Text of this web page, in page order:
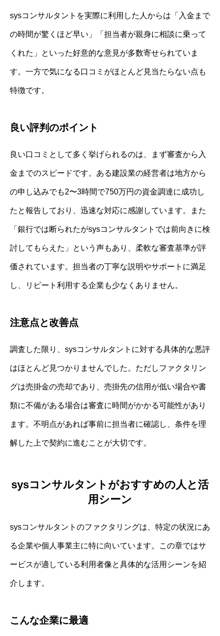
sysコンサルタントを実際に利用した人からは「入金まで
の時間が驚くほど早い」「担当者が親身に相談に乗って
くれた」といった好意的な意見が多数寄せられていま
す。一方で気になる口コミがほとんど見当たらない点も
特徴です。
良い評判のポイント
良い口コミとして多く挙げられるのは、まず審査から入
金までのスピードです。ある建設業の経営者は地方から
の申し込みでも2〜3時間で750万円の資金調達に成功し
たと報告しており、迅速な対応に感謝しています。また
「銀行では断られたがsysコンサルタントでは前向きに検
討してもらえた」という声もあり、柔軟な審査基準が評
価されています。担当者の丁寧な説明やサポートに満足
し、リピート利用する企業も少なくありません。
注意点と改善点
調査した限り、sysコンサルタントに対する具体的な悪評
はほとんど見つかりませんでした。ただしファクタリン
グは売掛金の売却であり、売掛先の信用が低い場合や書
類に不備がある場合は審査に時間がかかる可能性があり
ます。不明点があれば事前に担当者に確認し、条件を理
解した上で契約に進むことが大切です。
sysコンサルタントがおすすめの人と活
用シーン
sysコンサルタントのファクタリングは、特定の状況にあ
る企業や個人事業主に特に向いています。この章ではサ
ービスが適している利用者像と具体的な活用シーンを紹
介します。
こんな企業に最適